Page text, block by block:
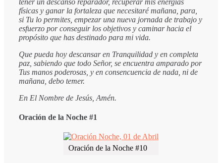
tener un descanso reparador, recuperar mis energías
físicas y ganar la fortaleza que necesitaré mañana, para,
si Tu lo permites, empezar una nueva jornada de trabajo y
esfuerzo por conseguir los objetivos y caminar hacia el
propósito que has destinado para mi vida.
Que pueda hoy descansar en Tranquilidad y en completa
paz, sabiendo que todo Señor, se encuentra amparado por
Tus manos poderosas, y en consencuencia de nada, ni de
mañana, debo temer.
En El Nombre de Jesús, Amén.
Oración de la Noche #1
Oración de la Noche #10